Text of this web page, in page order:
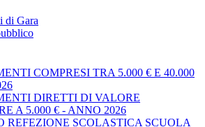
di Gara
COMPRESI TRA 5.000 € E 40.000
DIRETTI DI VALORE
A 5.000 € - ANNO 2026
REFEZIONE SCOLASTICA SCUOLA